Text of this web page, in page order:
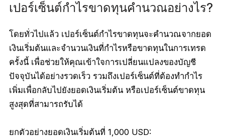
เปอร์เซ็นต์กำไรขาดทุนคำนวณอย่างไร?
โดยทั่วไปแล้ว เปอร์เซ็นต์กำไรขาดทุนจะคำนวณจากยอด
เงินเริ่มต้นและจำนวนเงินที่กำไรหรือขาดทุนในการเทรด
ครั้งนี้ เพื่อช่วยให้คุณเข้าใจการเปลี่ยนแปลงของบัญชี
ปัจจุบันได้อย่างรวดเร็ว รวมถึงเปอร์เซ็นต์ที่ต้องทำกำไร
เพิ่มเพื่อกลับไปยังยอดเงินเริ่มต้น หรือเปอร์เซ็นต์ขาดทุน
สูงสุดที่สามารถรับได้
ยกตัวอย่างยอดเงินเริ่มต้นที่ 1,000 USD: